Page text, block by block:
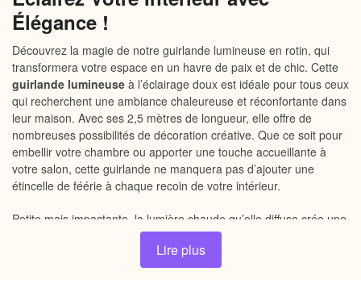
Élégance !
Découvrez la magie de notre guirlande lumineuse en rotin, qui
transformera votre espace en un havre de paix et de chic. Cette
guirlande lumineuse à l’éclairage doux est idéale pour tous ceux
qui recherchent une ambiance chaleureuse et réconfortante dans
leur maison. Avec ses 2,5 mètres de longueur, elle offre de
nombreuses possibilités de décoration créative. Que ce soit pour
embellir votre chambre ou apporter une touche accueillante à
votre salon, cette guirlande ne manquera pas d’ajouter une
étincelle de féérie à chaque recoin de votre intérieur.
Petite mais impactante, la lumière chaude qu’elle diffuse crée une
atmosphère cosy parfaite pour vos soirées cocooning. Ne laissez
pas l’ordinaire vous envahir ; with cette magnifique guirlande,
chaque moment se transforme en souvenir inoubliable.
Lire plus